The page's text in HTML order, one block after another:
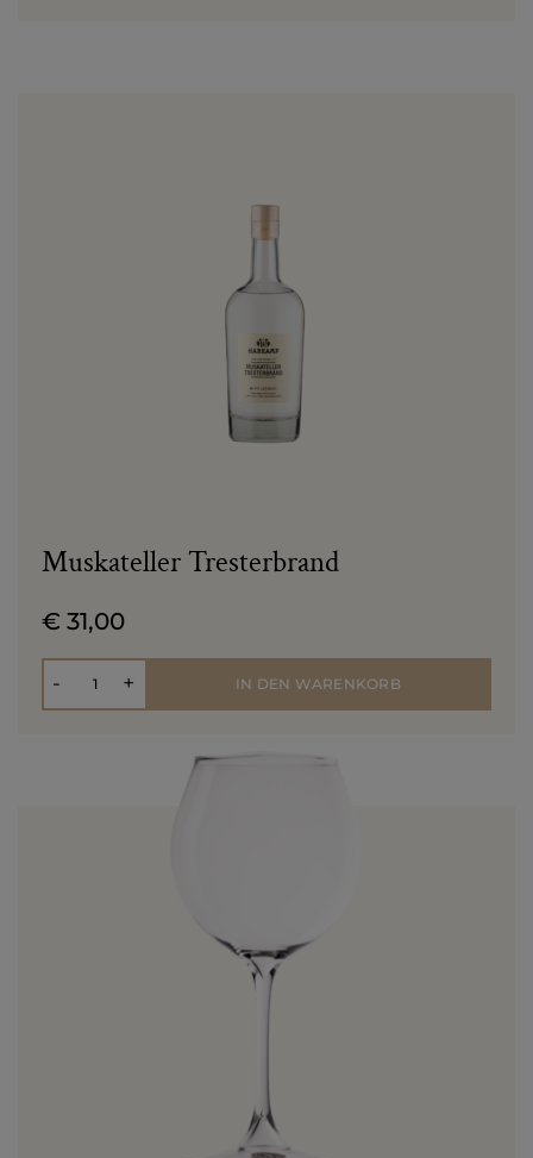
Muskateller Tresterbrand
€ 31,00
-
Anzahl + IN DEN WARENKORB